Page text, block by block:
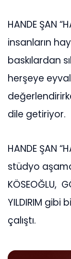
HANDE ŞAN
insanların
baskılardan
herşeye
dile getiriyor.
HANDE ŞAN
stüdyo
KÖSEOĞLU,
YILDIRIM gibi
çalıştı.